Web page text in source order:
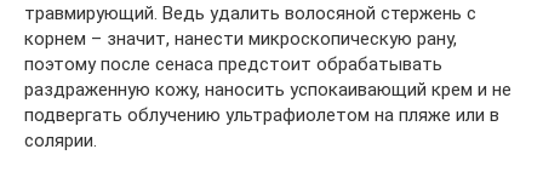
травмирующий. Ведь удалить волосяной стержень с
корнем – значит, нанести микроскопическую рану,
поэтому после сенаса предстоит обрабатывать
раздраженную кожу, наносить успокаивающий крем и не
подвергать облучению ультрафиолетом на пляже или в
солярии.